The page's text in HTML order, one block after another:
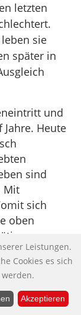
letzten
sie
später in
und
Heute
sind
Mit
sich
oben
Senioren
den Tod.
Leistungen.
Cookies es sich
Akzeptieren